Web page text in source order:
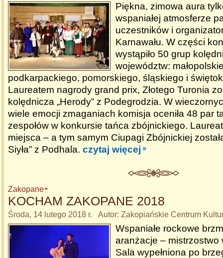
Piękna, zimowa aura
wspaniałej atmosferze
uczestników i
Karnawału. W części
wystąpiło 50 grup
województw:
podkarpackiego, pomorskiego, śląskiego i
Laureatem nagrody grand prix, Złotego Turonia
kolędnicza „Herody” z Podegrodzia. W
wiele emocji zmaganiach komisja oceniła 48 par
zespołów w konkursie tańca zbójnickiego.
miejsca – a tym samym Ciupagi Zbójnickiej
Siyła” z Podhala. czytaj więcej
Zakopane
KOCHAM ZAKOPANE 2018
Środa, 14 lutego 2018 r. Autor: Zakopiańskie Centrum
Wspaniałe rockowe
aranżacje – mistrzostwo
Sala wypełniona po